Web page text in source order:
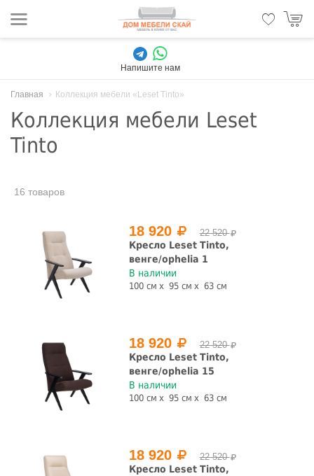
Напишите нам
Главная Коллекция мебели «Leset Tinto»
Коллекция мебели Leset
Tinto
16 товаров
18 920 22 520
Кресло Leset Tinto,
венге/ophelia 1
В наличии
100 см 95 см 63 см
18 920 22 520
Кресло Leset Tinto,
венге/ophelia 15
В наличии
100 см 95 см 63 см
18 920 22 520
Кресло Leset Tinto,